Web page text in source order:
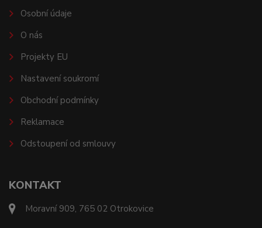
KONTAKT
Moravní 909, 765 02 Otrokovice
Osobní údaje
O nás
Projekty EU
Nastavení soukromí
Obchodní podmínky
Reklamace
Odstoupení od smlouvy